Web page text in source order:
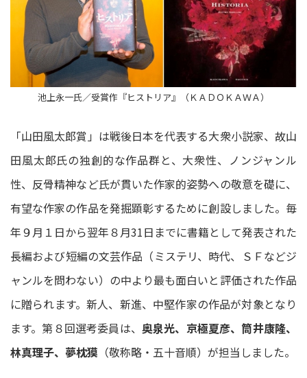
池上永一氏／受賞作『ヒストリア』（ＫＡＤＯＫＡＷＡ）
「山田風太郎賞」は戦後日本を代表する大衆小説家、故山
田風太郎氏の独創的な作品群と、大衆性、ノンジャンル
性、反骨精神など氏が貫いた作家的姿勢への敬意を礎に、
有望な作家の作品を発掘顕彰するために創設しました。毎
年９月１日から翌年８月31日までに書籍として発表された
長編および短編の文芸作品（ミステリ、時代、ＳＦなどジ
ャンルを問わない）の中より最も面白いと評価された作品
に贈られます。新人、新進、中堅作家の作品が対象となり
ます。第８回選考委員は、 奥泉光、京極夏彦、筒井康隆、
林真理子、夢枕獏 （敬称略・五十音順）が担当しました。